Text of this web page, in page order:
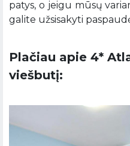
patys, o jeigu mūsų
galite užsisakyti
Plačiau apie 4*
viešbutį: